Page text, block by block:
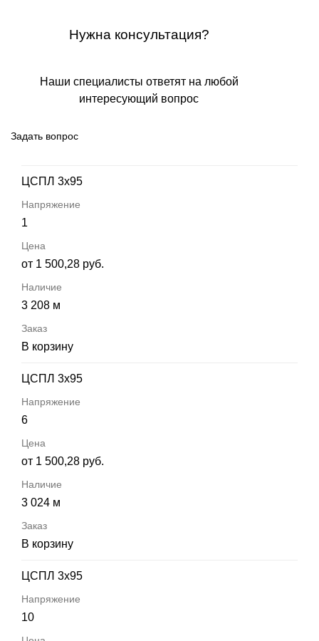
Нужна консультация?
Наши специалисты ответят на любой
интересующий вопрос
Задать вопрос
ЦСПЛ 3х95
1
от 1 500,28 руб.
3 208 м
В корзину
ЦСПЛ 3х95
6
от 1 500,28 руб.
3 024 м
В корзину
ЦСПЛ 3х95
10